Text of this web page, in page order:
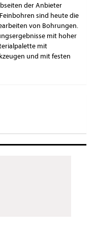
der Anbieter
sind heute die
von Bohrungen.
mit hoher
mit
und mit festen